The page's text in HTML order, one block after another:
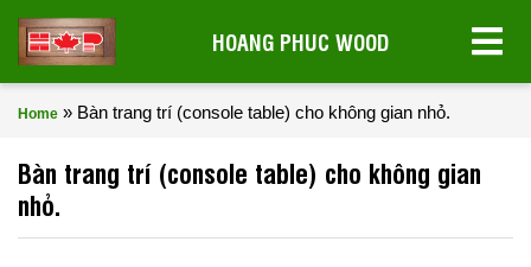
HOANG PHUC WOOD
Home » Bàn trang trí (console table) cho không gian nhỏ.
Bàn trang trí (console table) cho không gian
nhỏ.